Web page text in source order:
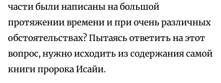
части были написаны на большой
протяжении времени и при очень различных
обстоятельствах? Пытаясь ответить на этот
вопрос, нужно исходить из содержания самой
книги пророка Исайи.